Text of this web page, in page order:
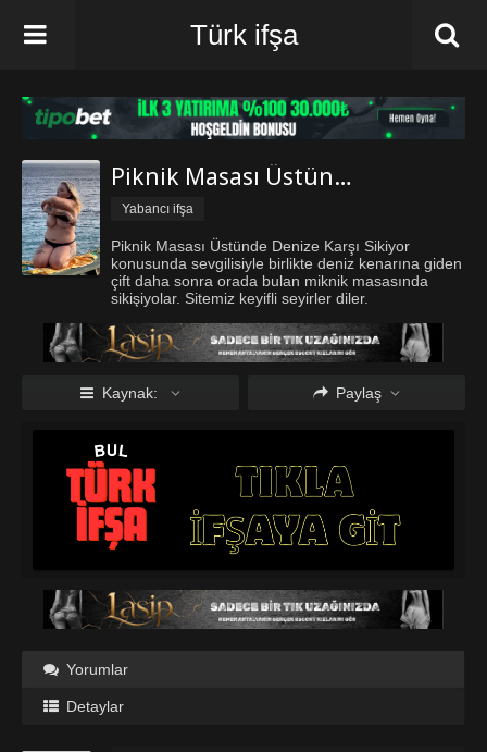
Türk ifşa
Piknik Masası Üstünde Denize Karşı Sikiyor
Yabancı ifşa
Piknik Masası Üstünde Denize Karşı Sikiyor
konusunda sevgilisiyle birlikte deniz kenarına giden
çift daha sonra orada bulan miknik masasında
sikişiyolar. Sitemiz keyifli seyirler diler.
Kaynak: Paylaş
Yorumlar
Detaylar